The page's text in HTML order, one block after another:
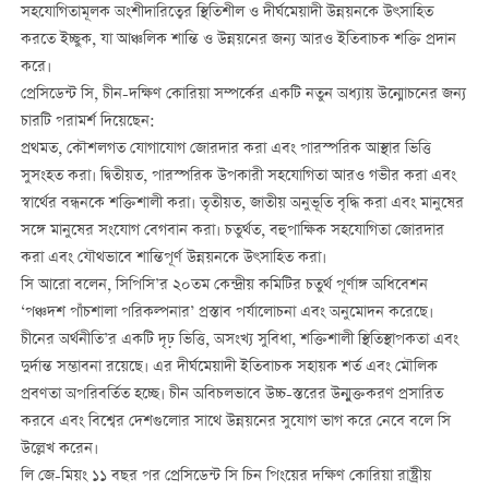
সহযোগিতামূলক অংশীদারিত্বের স্থিতিশীল ও দীর্ঘমেয়াদী উন্নয়নকে উৎসাহিত
করতে ইচ্ছুক, যা আঞ্চলিক শান্তি ও উন্নয়নের জন্য আরও ইতিবাচক শক্তি প্রদান
করে।
প্রেসিডেন্ট সি, চীন-দক্ষিণ কোরিয়া সম্পর্কের একটি নতুন অধ্যায় উন্মোচনের জন্য
চারটি পরামর্শ দিয়েছেন:
প্রথমত, কৌশলগত যোগাযোগ জোরদার করা এবং পারস্পরিক আস্থার ভিত্তি
সুসংহত করা। দ্বিতীয়ত, পারস্পরিক উপকারী সহযোগিতা আরও গভীর করা এবং
স্বার্থের বন্ধনকে শক্তিশালী করা। তৃতীয়ত, জাতীয় অনুভূতি বৃদ্ধি করা এবং মানুষের
সঙ্গে মানুষের সংযোগ বেগবান করা। চতুর্থত, বহুপাক্ষিক সহযোগিতা জোরদার
করা এবং যৌথভাবে শান্তিপূর্ণ উন্নয়নকে উৎসাহিত করা।
সি আরো বলেন, সিপিসি’র ২০তম কেন্দ্রীয় কমিটির চতুর্থ পূর্ণাঙ্গ অধিবেশন
‘পঞ্চদশ পাঁচশালা পরিকল্পনার’ প্রস্তাব পর্যালোচনা এবং অনুমোদন করেছে।
চীনের অর্থনীতি’র একটি দৃঢ় ভিত্তি, অসংখ্য সুবিধা, শক্তিশালী স্থিতিস্থাপকতা এবং
দুর্দান্ত সম্ভাবনা রয়েছে। এর দীর্ঘমেয়াদী ইতিবাচক সহায়ক শর্ত এবং মৌলিক
প্রবণতা অপরিবর্তিত হচ্ছে। চীন অবিচলভাবে উচ্চ-স্তরের উন্মুক্তকরণ প্রসারিত
করবে এবং বিশ্বের দেশগুলোর সাথে উন্নয়নের সুযোগ ভাগ করে নেবে বলে সি
উল্লেখ করেন।
লি জে-মিয়ং ১১ বছর পর প্রেসিডেন্ট সি চিন পিংয়ের দক্ষিণ কোরিয়া রাষ্ট্রীয়